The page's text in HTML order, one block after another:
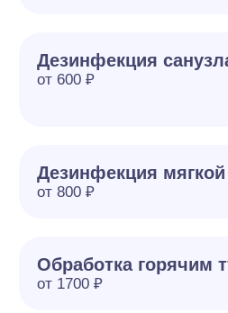
Дезинфекция
от 600 ₽
Дезинфекция
от 800 ₽
Обработка горячим
от 1700 ₽